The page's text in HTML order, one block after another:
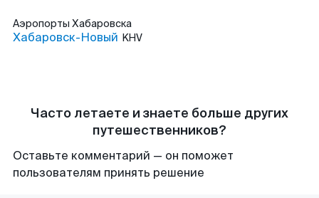
Аэропорты Хабаровска
Хабаровск-Новый KHV
Часто летаете и знаете больше других
путешественников?
Оставьте комментарий — он поможет
пользователям принять решение